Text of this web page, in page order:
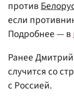
против
если
Подробнее — в
Ранее
случится со
с Россией.